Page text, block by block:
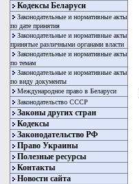
Кодексы Беларуси
Законодательные и нормативные акты
по дате принятия
Законодательные и нормативные акты
принятые различными органами власти
Законодательные и нормативные акты
по темам
Законодательные и нормативные акты
по виду документы
Международное право в Беларуси
Законодательство СССР
Законы других стран
Кодексы
Законодательство РФ
Право Украины
Полезные ресурсы
Контакты
Новости сайта